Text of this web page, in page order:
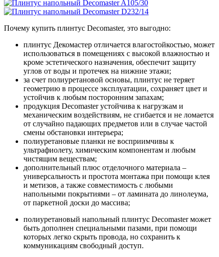
Почему купить плинтус Decomaster, это выгодно:
плинтус Декомастер отличается влагостойкостью, может
использоваться в помещениях с высокой влажностью и
кроме эстетического назначения, обеспечит защиту
углов от воды и протечек на нижние этажи;
за счет полиуретановой основы, плинтус не теряет
геометрию в процессе эксплуатации, сохраняет цвет и
устойчив к любым посторонним запахам;
продукция Decomaster устойчива к нагрузкам и
механическим воздействиям, не сгибается и не ломается
от случайно падающих предметов или в случае частой
смены обстановки интерьера;
полиуретановые планки не восприимчивы к
ультрафиолету, химическим компонентам и любым
чистящим веществам;
дополнительный плюс отделочного материала –
универсальность и простота монтажа при помощи клея
и метизов, а также совместимость с любыми
напольными покрытиями – от ламината до линолеума,
от паркетной доски до массива;
полиуретановый напольный плинтус Decomaster может
быть дополнен специальными пазами, при помощи
которых легко скрыть провода, но сохранить к
коммуникациям свободный доступ.